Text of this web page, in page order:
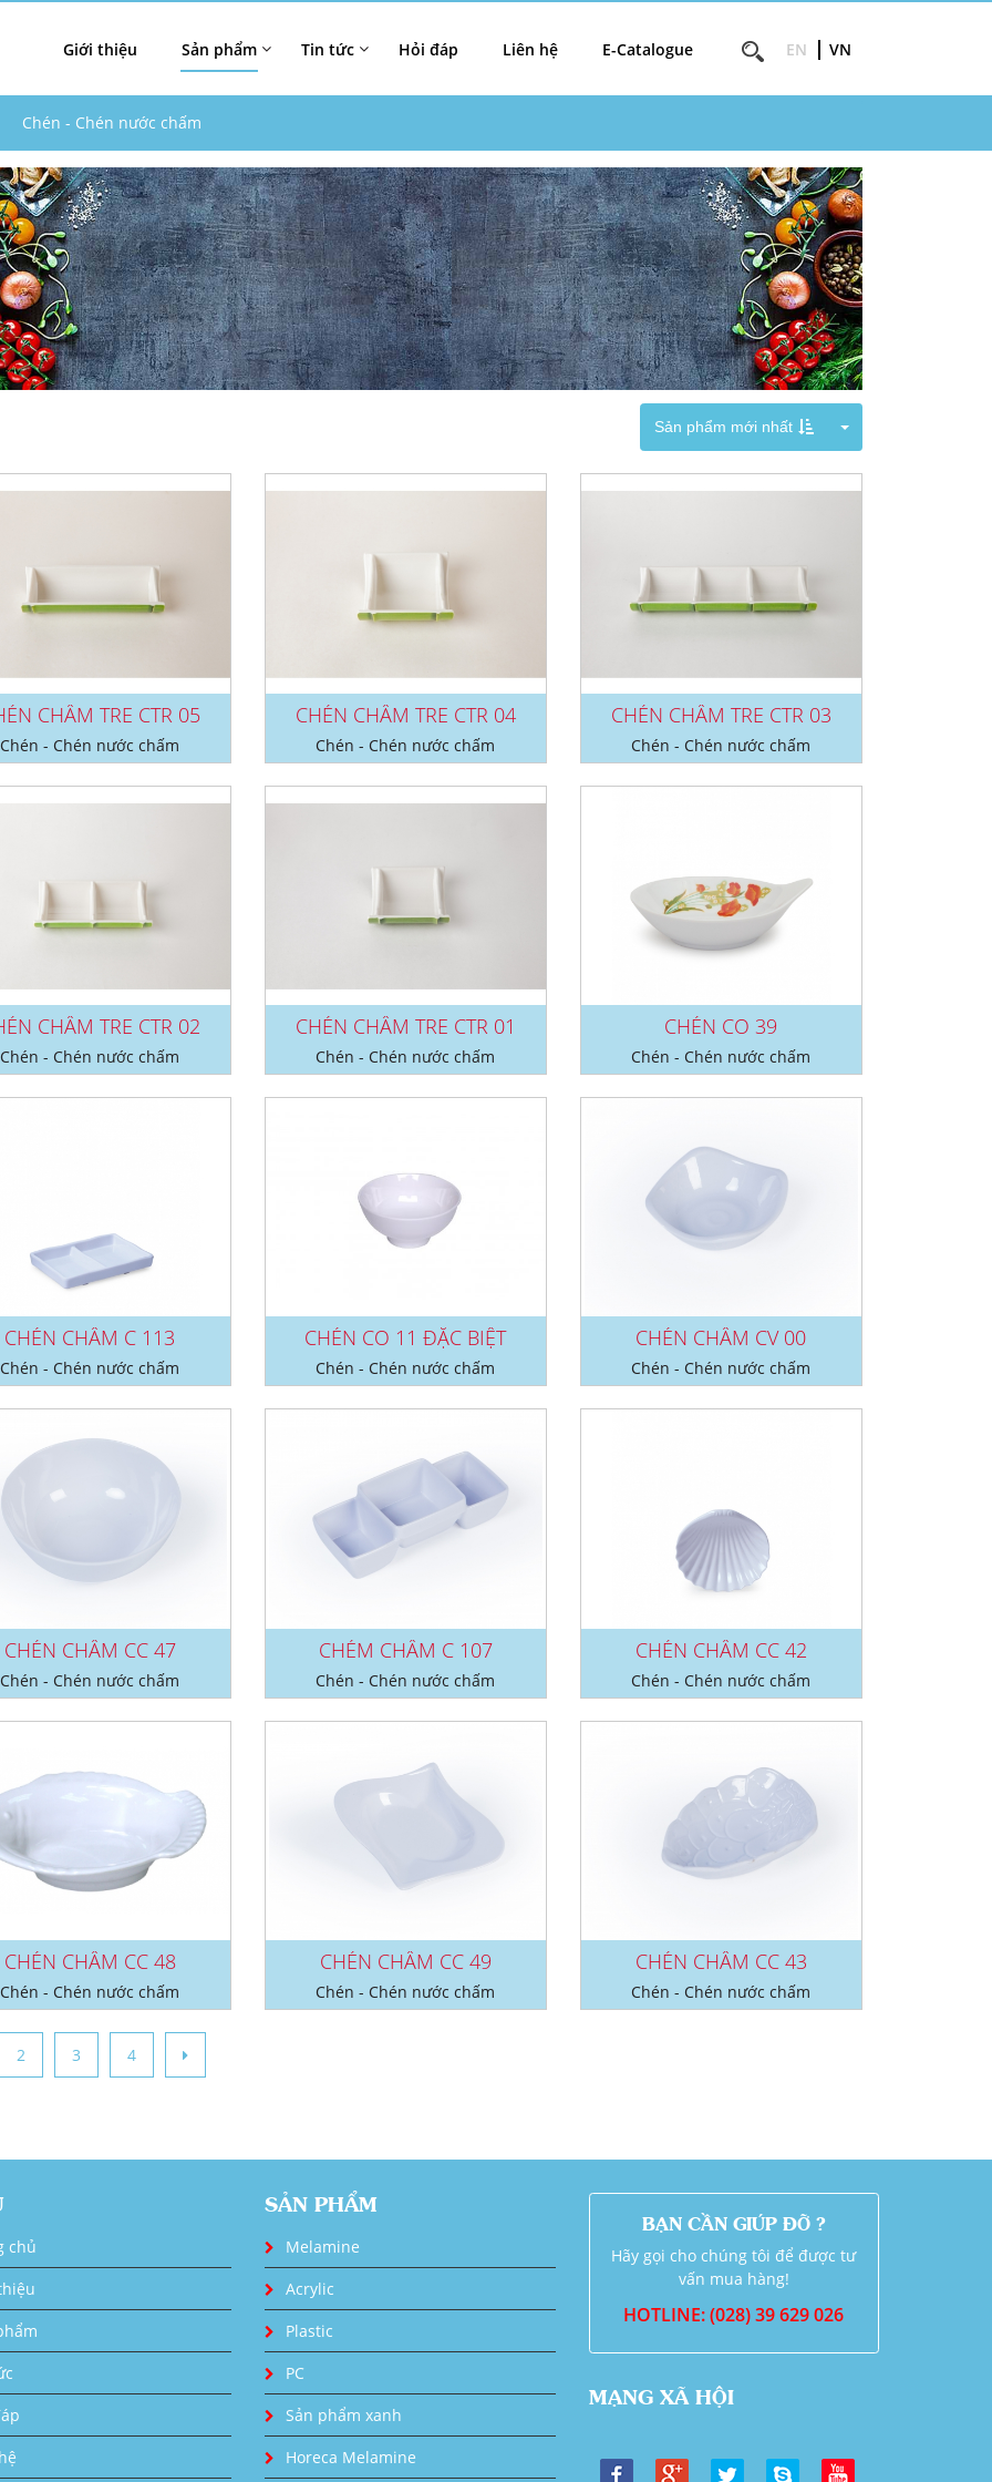
Giới thiệu Sản phẩm Tin tức Hỏi đáp Liên hệ E-Catalogue EN VN
Chén - Chén nước chấm
Sản phẩm mới nhất Toggle Dropdown
CHẤM TRE CTR 05
Chén - Chén nước chấm
CHÉN CHẤM TRE CTR 04
Chén - Chén nước chấm
CHÉN CHẤM TRE CTR 03
Chén - Chén nước chấm
CHẤM TRE CTR 02
Chén - Chén nước chấm
CHÉN CHẤM TRE CTR 01
Chén - Chén nước chấm
CHÉN CO 39
Chén - Chén nước chấm
CHÉN CHẤM C 113
Chén - Chén nước chấm
CHÉN CO 11 ĐẶC BIỆT
Chén - Chén nước chấm
CHÉN CHẤM CV 00
Chén - Chén nước chấm
CHÉN CHẤM CC 47
Chén - Chén nước chấm
CHÉM CHẤM C 107
Chén - Chén nước chấm
CHÉN CHẤM CC 42
Chén - Chén nước chấm
CHÉN CHẤM CC 48
Chén - Chén nước chấm
CHÉN CHẤM CC 49
Chén - Chén nước chấm
CHÉN CHẤM CC 43
Chén - Chén nước chấm
2 3 4
chủ
SẢN PHẨM
Melamine
Acrylic
Plastic
PC
Sản phẩm xanh
Horeca Melamine
BẠN CẦN GIÚP ĐỠ ?
Hãy gọi cho chúng tôi để được tư
vấn mua hàng!
HOTLINE: (028) 39 629 026
MẠNG XÃ HỘI